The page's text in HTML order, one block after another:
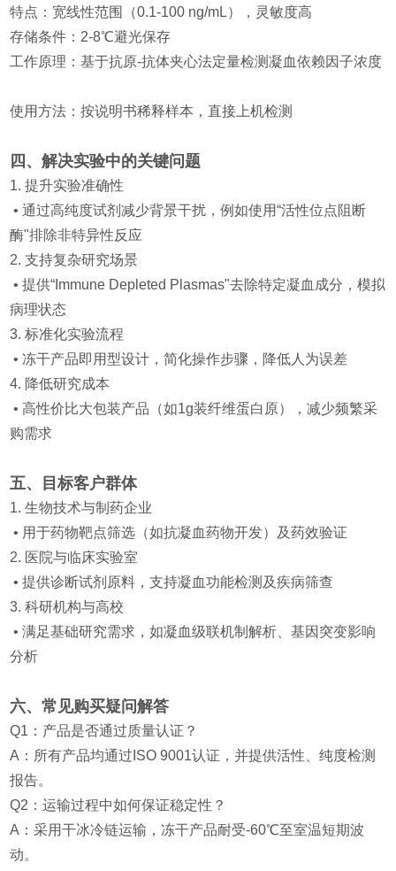
特点：宽线性范围（0.1-100 ng/mL），灵敏度高
存储条件：2-8℃避光保存
工作原理：基于抗原-抗体夹心法定量检测凝血依赖因子浓度
使用方法：按说明书稀释样本，直接上机检测
四、解决实验中的关键问题
1. 提升实验准确性
• 通过高纯度试剂减少背景干扰，例如使用“活性位点阻断
酶"排除非特异性反应
2. 支持复杂研究场景
• 提供“Immune Depleted Plasmas"去除特定凝血成分，模拟
病理状态
3. 标准化实验流程
• 冻干产品即用型设计，简化操作步骤，降低人为误差
4. 降低研究成本
• 高性价比大包装产品（如1g装纤维蛋白原），减少频繁采
购需求
五、目标客户群体
1. 生物技术与制药企业
• 用于药物靶点筛选（如抗凝血药物开发）及药效验证
2. 医院与临床实验室
• 提供诊断试剂原料，支持凝血功能检测及疾病筛查
3. 科研机构与高校
• 满足基础研究需求，如凝血级联机制解析、基因突变影响
分析
六、常见购买疑问解答
Q1：产品是否通过质量认证？
A：所有产品均通过ISO 9001认证，并提供活性、纯度检测
报告。
Q2：运输过程中如何保证稳定性？
A：采用干冰冷链运输，冻干产品耐受-60℃至室温短期波
动。